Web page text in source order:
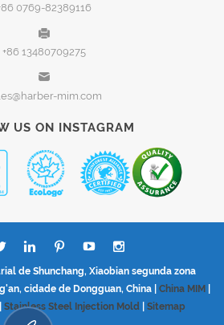
0769-82389116
+86 13480709275
mim.com
US ON INSTAGRAM
de Shunchang, Xiaobian segunda zona
cidade de Dongguan, China | China MIM
Stainless Steel Injection Mold Sitemap